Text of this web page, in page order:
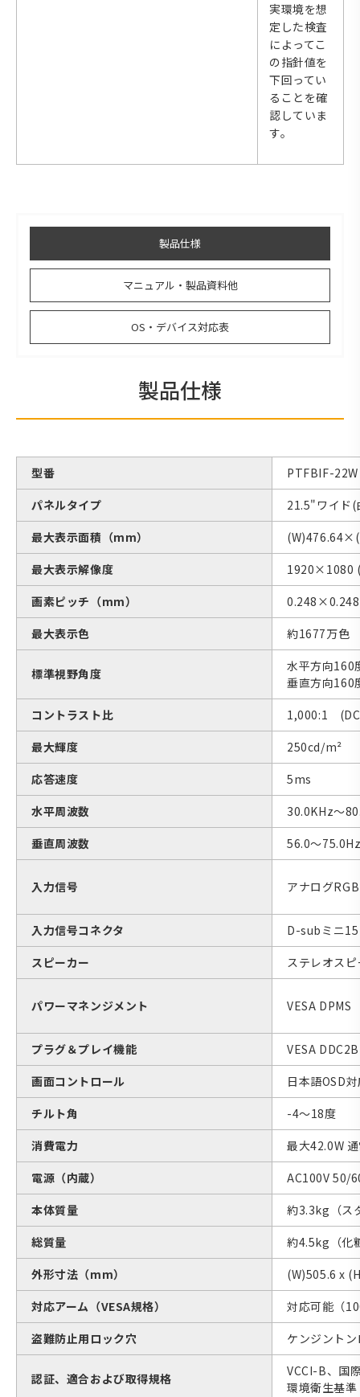
実環境を想
定した検査
によってこ
の指針値を
下回ってい
ることを確
認していま
す。
製品仕様
マニュアル・製品資料他
OS・デバイス対応表
製品仕様
型番
PTFBIF-
パネルタイプ
21.5"ワイド(
最大表示面積（mm）
最大表示解像度
1920×1080
画素ピッチ（mm）
0.248×0.248
最大表示色
約1677万色
標準視野角度
水平方向160
垂直方向160
コントラスト比
1,000:1
最大輝度
250cd/m²
応答速度
5ms
水平周波数
30.0KHz〜
垂直周波数
56.0〜
入力信号 アナログ
入力信号コネクタ
D-subミニ15
スピーカー
ステレオス
パワーマネンジメント VESA DPMS
プラグ＆プレイ機能
VESA DDC2B
画面コントロール
日本語OSD
チルト角
-4〜18度
消費電力
最大42.0W
電源（内蔵）
AC100V 50/
本体質量
約3.3kg（ス
総質量
約4.5kg（化
外形寸法（mm）
(W)505.6 x
対応アーム（VESA規格）
対応可能（
盗難防止用ロック穴
ケンジント
認証、適合および取得規格
VCCI-B、国
環境衛生基準